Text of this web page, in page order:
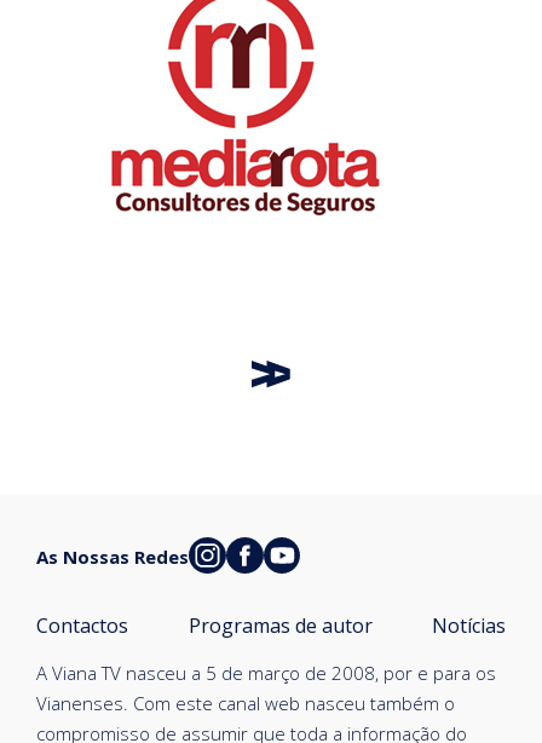
A Viana TV nasceu a 5 de março de 2008, por e para os
Vianenses. Com este canal web nasceu também o
compromisso de assumir que toda a informação do
Contactos Programas de autor Notícias
As Nossas Redes